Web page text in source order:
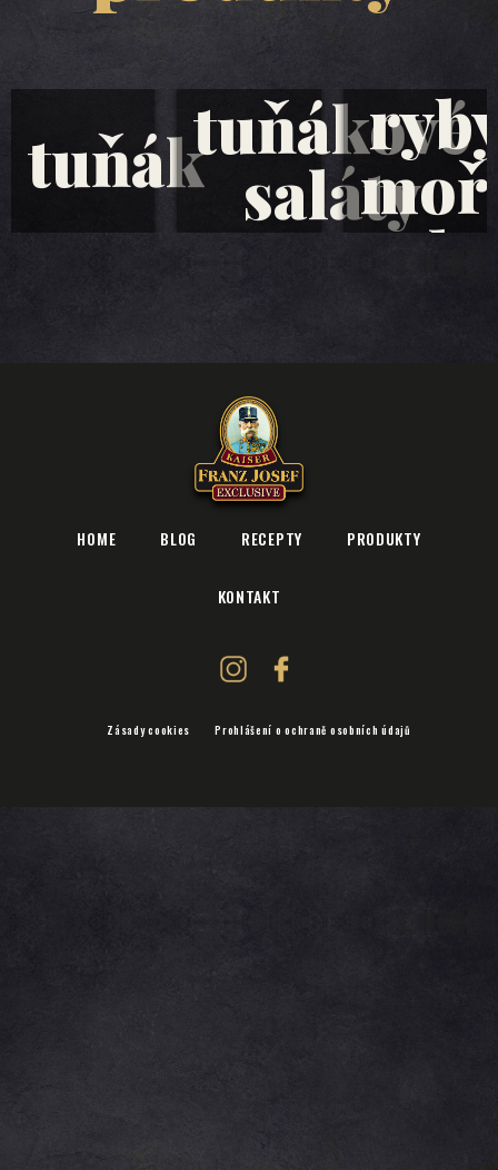
tuňáktuňákové
saláty
HOME BLOG RECEPTY PRODUKTY
KONTAKT
Zásady cookies Prohlášení o ochraně osobních údajů